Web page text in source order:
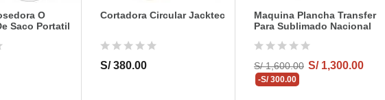
O
Saco Portatil
Cortadora Circular Jacktec
S/ 380.00
Maquina Plancha Transfer
Para Sublimado Nacional
S/ 1,600.00 S/ 1,300.00
-S/ 300.00